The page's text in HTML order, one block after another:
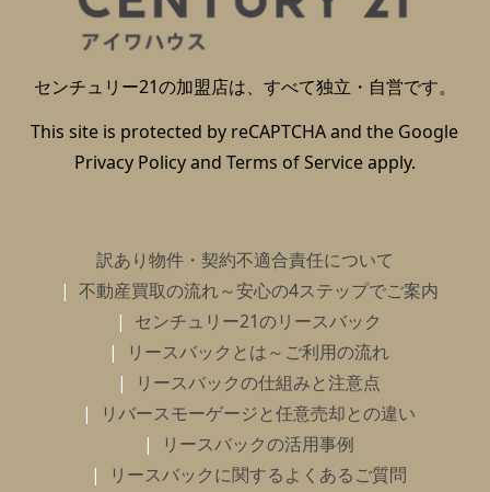
センチュリー21の加盟店は、すべて独立・自営です。
This site is protected by reCAPTCHA and the Google
Privacy Policyand Terms of Serviceapply.
訳あり物件・契約不適合責任について
不動産買取の流れ～安心の4ステップでご案内
センチュリー21のリースバック
リースバックとは～ご利用の流れ
リースバックの仕組みと注意点
リバースモーゲージと任意売却との違い
リースバックの活用事例
リースバックに関するよくあるご質問